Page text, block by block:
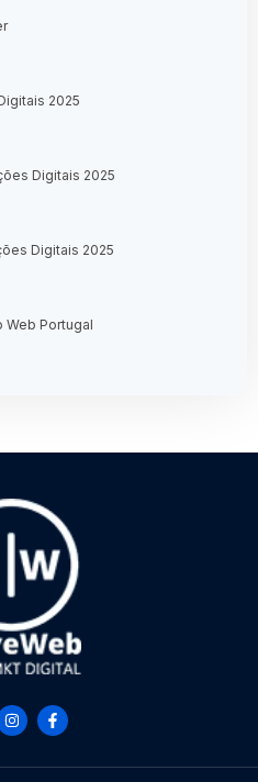
2025
Digitais 2025
Digitais 2025
Web Portugal